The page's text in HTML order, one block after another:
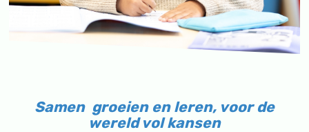
Contact
Samen groeien en leren, voor de
wereld vol kansen